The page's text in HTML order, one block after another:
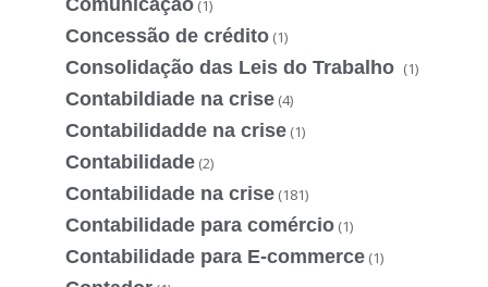
(1)
Concessão de crédito (1)
Consolidação das Leis do Trabalho (1)
Contabildiade na crise (4)
Contabilidadde na crise (1)
Contabilidade (2)
Contabilidade na crise (181)
Contabilidade para comércio (1)
Contabilidade para E-commerce (1)